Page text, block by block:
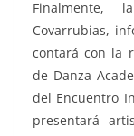
Finalmente,
Covarrubias,
contará con la
de Danza
del Encuentro
presentará